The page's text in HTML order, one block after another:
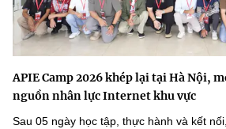
APIE Camp 2026 khép lại tại Hà Nội,
nguồn nhân lực Internet khu vực
Sau 05 ngày học tập, thực hành và kết